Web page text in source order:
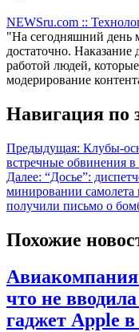
NEWSru.com ::
"На сегодняшний день
достаточно. Наказание
работой людей, которые
модерирование
Навигация по
Предыдущая: Клубы-
встречные обвинения
Далее: “Досье”:
минировании самолета
получили письмо о
Похожие
Авиакомпания
что не
гаджет Apple в